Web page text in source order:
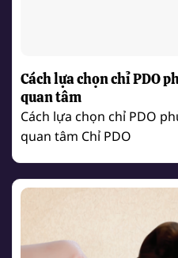
Cách lựa chọn chỉ PDO
quan tâm
Cách lựa chọn chỉ PDO
quan tâm Chỉ PDO